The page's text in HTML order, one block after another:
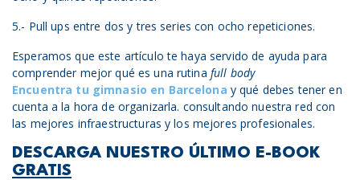
5.- Pull ups entre dos y tres series con ocho repeticiones.
Esperamos que este artículo te haya servido de ayuda para
comprender mejor qué es una rutina full body
Encuentra tu gimnasio en Barcelona y qué debes tener en
cuenta a la hora de organizarla. consultando nuestra red con
las mejores infraestructuras y los mejores profesionales.
DESCARGA NUESTRO ÚLTIMO E-BOOK
GRATIS